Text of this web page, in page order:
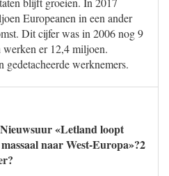
Europeanen in een ander
Dit cijfer was in 2006 nog 9
er 12,4 miljoen.
werknemers.
«Letland loopt
naar West-Europa»?2